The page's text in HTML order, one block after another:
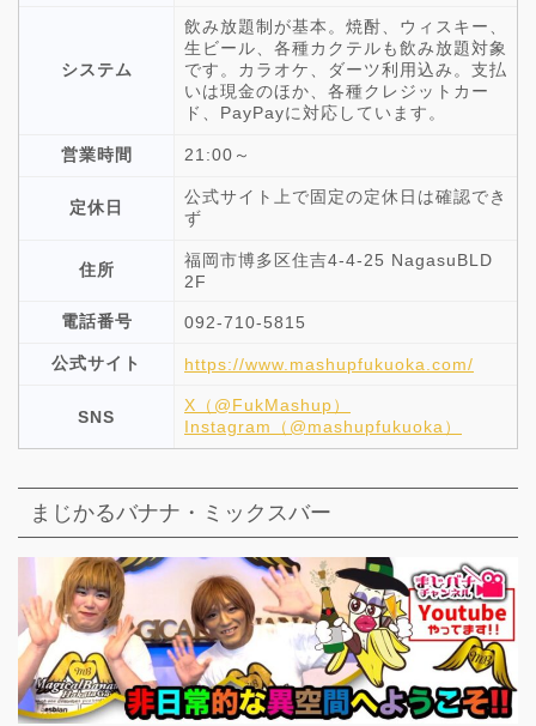
システム
飲み放題制が基本。焼酎、ウィスキー、
生ビール、各種カクテルも飲み放題対象
です。カラオケ、ダーツ利用込み。支払
いは現金のほか、各種クレジットカー
ド、PayPayに対応しています。
営業時間 21:00～
定休日
公式サイト上で固定の定休日は確認でき
ず
住所
福岡市博多区住吉4-4-25 NagasuBLD
2F
電話番号 092-710-5815
公式サイト https://www.mashupfukuoka.com/
SNS
X（@FukMashup）
Instagram（@mashupfukuoka）
まじかるバナナ・ミックスバー